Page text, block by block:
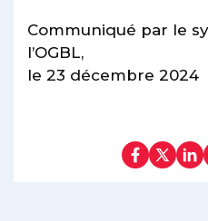
Communiqué par le
l’OGBL,
le 23 décembre 2024